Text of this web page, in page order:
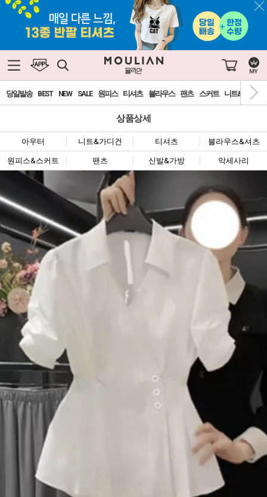
당일발송 BEST NEW SALE 원피스 티셔츠 블라우스 팬츠 스커트 니트&가디건
상품상세
아우터 니트&가디건 티셔츠 블라우스&셔츠
원피스&스커트 팬츠 신발&가방 악세사리